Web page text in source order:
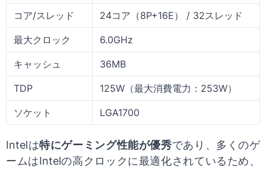
コア/スレッド 24コア（8P+16E） / 32スレッド
最大クロック 6.0GHz
キャッシュ 36MB
TDP 125W（最大消費電力：253W）
ソケット LGA1700
Intelは特にゲーミング性能が優秀であり、多くのゲ
ームはIntelの高クロックに最適化されているため、